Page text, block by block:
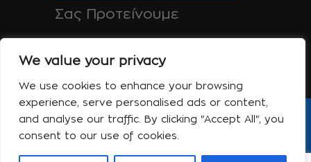
We value your privacy
We use cookies to enhance your browsing
experience, serve personalised ads or content,
and analyse our traffic. By clicking "Accept All", you
consent to our use of cookies.
Σας Προτείνουμε
Spa-About.gr: Ομορφιά, Υγεία & Ευεξία
Tinos-About.gr: Ανακαλύψτε την Τήνο
Copyright © 2017 Pool About | Powered
by Shell-iT